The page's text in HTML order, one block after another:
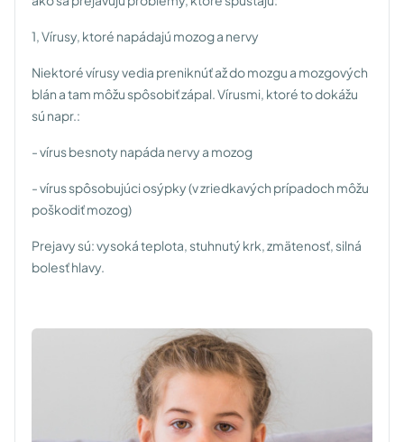
1, Vírusy, ktoré napádajú mozog a nervy
Niektoré vírusy vedia preniknúť až do mozgu a mozgových
blán a tam môžu spôsobiť zápal. Vírusmi, ktoré to dokážu
sú napr.:
- vírus besnoty napáda nervy a mozog
- vírus spôsobujúci osýpky (v zriedkavých prípadoch môžu
poškodiť mozog)
Prejavy sú: vysoká teplota, stuhnutý krk, zmätenosť, silná
bolesť hlavy.